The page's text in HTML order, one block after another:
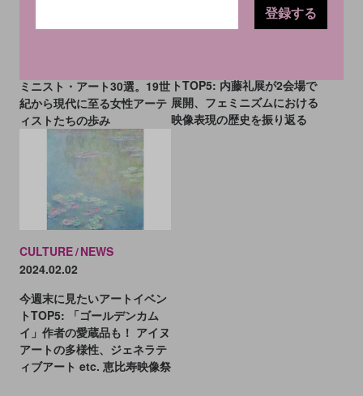
ミニスト・アート30選。19世
紀から現代に至る女性アーテ
ィストたちの歩み
NEWS
トTOP5: 内藤礼展が2会場で
展開、フェミニズムにおける
映像表現の歴史を振り返る
CULTURE NEWS
2024.02.02
今週末に見たいアートイベン
トTOP5: 「ゴールデンカム
イ」作者の愛蔵品も！ アイヌ
アートの多様性、ジェネラテ
ィブアート etc. 恵比寿映像祭
登録する